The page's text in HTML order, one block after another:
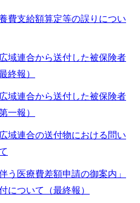
費支給額算定等の誤りについ
域連合から送付した被保険者
終報）
域連合から送付した被保険者
一報）
域連合の送付物における問い
う医療費差額申請の御案内」
について（最終報）